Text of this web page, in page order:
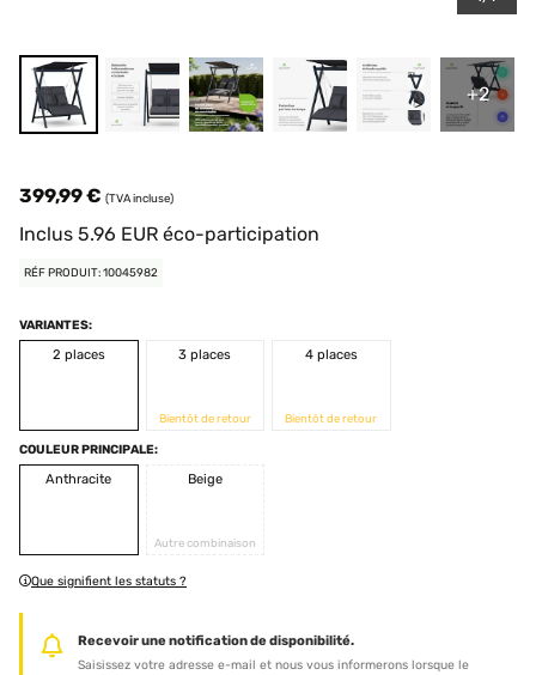
+2
399,99 € (TVA incluse)
Inclus 5.96 EUR éco-participation
RÉF PRODUIT: 10045982
VARIANTES:
2 places
3 places
Bientôt de retour
4 places
Bientôt de retour
COULEUR PRINCIPALE:
Anthracite
Beige
Autre combinaison
Que signifient les statuts ?
Recevoir une notification de disponibilité.
Saisissez votre adresse e-mail et nous vous informerons lorsque le